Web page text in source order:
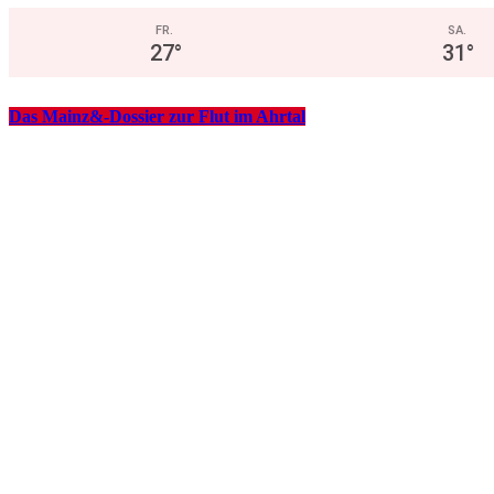
FR.
27°
SA.
31 °
Das Mainz&-Dossier zur Flut im Ahrtal